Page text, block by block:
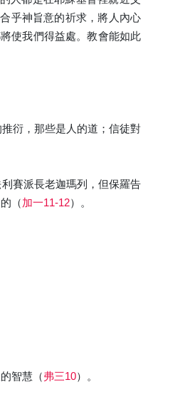
乎神旨意的祈求，將人內心
使我們得益處。教會能如此
衍，那些是人的道；信徒對
賽派長老迦瑪列，但保羅告
（加一11-12）。
智慧（弗三10）。